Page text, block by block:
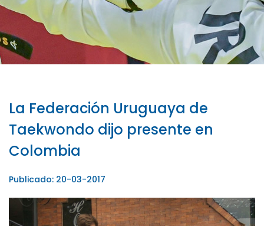
La Federación Uruguaya de
Taekwondo dijo presente en
Colombia
Publicado: 20-03-2017